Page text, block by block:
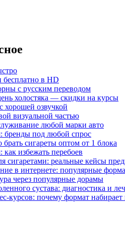
в HD
с русским переводом
холостяка — скидки на курсы
озвучкой
визуальной частью
любой марки авто
бренды под любой спрос
сигареты оптом от 1 блока
избежать перебоев
сигаретами: реальные кейсы
в интернете: популярные
через популярные дорамы
сустава: диагностика и
курсов: почему формат набирает